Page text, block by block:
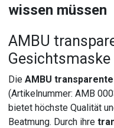
wissen müssen
AMBU
Gesichtsmaske
DieAMBU
(Artikelnummer: AMB
bietet höchste Qualität
Beatmung. Durch ihre